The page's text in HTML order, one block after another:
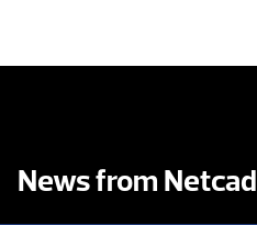
News from Netcad